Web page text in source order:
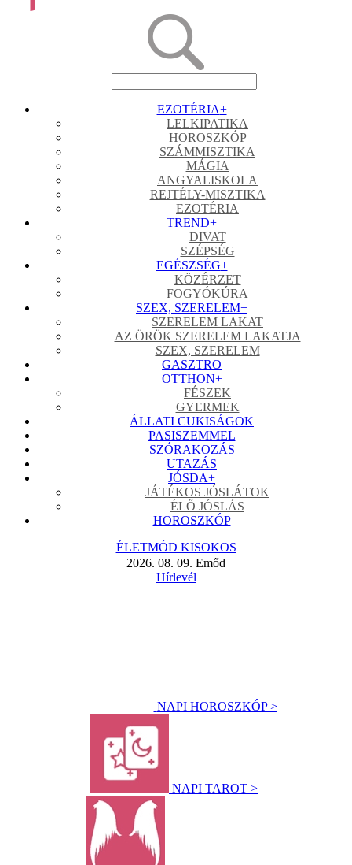
EZOTÉRIA+
LELKIPATIKA
HOROSZKÓP
SZÁMMISZTIKA
MÁGIA
ANGYALISKOLA
REJTÉLY-MISZTIKA
EZOTÉRIA
TREND+
DIVAT
SZÉPSÉG
EGÉSZSÉG+
KÖZÉRZET
FOGYÓKÚRA
SZEX, SZERELEM+
SZERELEM LAKAT
AZ ÖRÖK SZERELEM LAKATJA
SZEX, SZERELEM
GASZTRO
OTTHON+
FÉSZEK
GYERMEK
ÁLLATI CUKISÁGOK
PASISZEMMEL
SZÓRAKOZÁS
UTAZÁS
JÓSDA+
JÁTÉKOS JÓSLÁTOK
ÉLŐ JÓSLÁS
HOROSZKÓP
ÉLETMÓD KISOKOS
2026. 08. 09. Emőd
Hírlevél
NAPI HOROSZKÓP >
NAPI TAROT >